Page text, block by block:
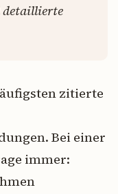
detaillierte
zitierte
Bei einer
immer: